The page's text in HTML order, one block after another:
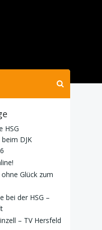
HSG
DJK
Glück zum
bei der HSG –
– TV Hersfeld